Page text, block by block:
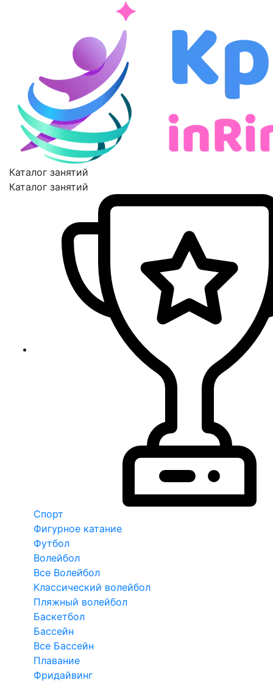
Каталог занятий
Каталог занятий
Спорт
Фигурное катание
Футбол
Волейбол
Все Волейбол
Классический волейбол
Пляжный волейбол
Баскетбол
Бассейн
Все Бассейн
Плавание
Фридайвинг